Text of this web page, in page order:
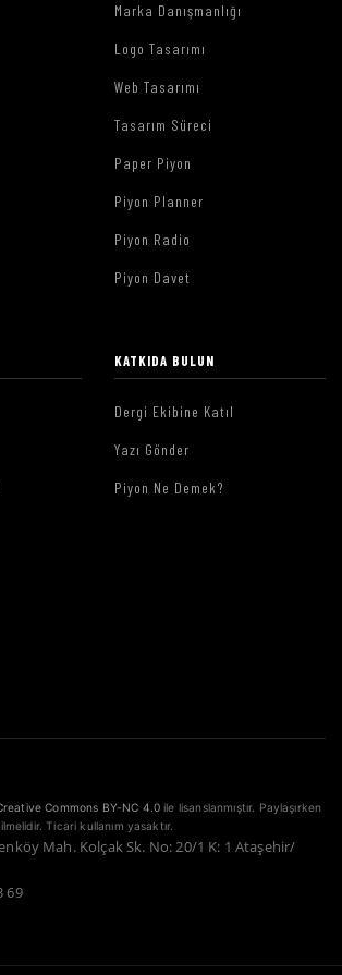
Marka Danışmanlığı
Logo Tasarımı
Web Tasarımı
Tasarım Süreci
Paper Piyon
Piyon Planner
Piyon Radio
Piyon Davet
KATKIDA BULUN
Dergi Ekibine Katıl
Yazı Gönder
Piyon Ne Demek?
Commons BY-NC 4.0 ile lisanslanmıştır. Paylaşırken
Ticari kullanım yasaktır.
Mah. Kolçak Sk. No: 20/1 K: 1 Ataşehir/
69